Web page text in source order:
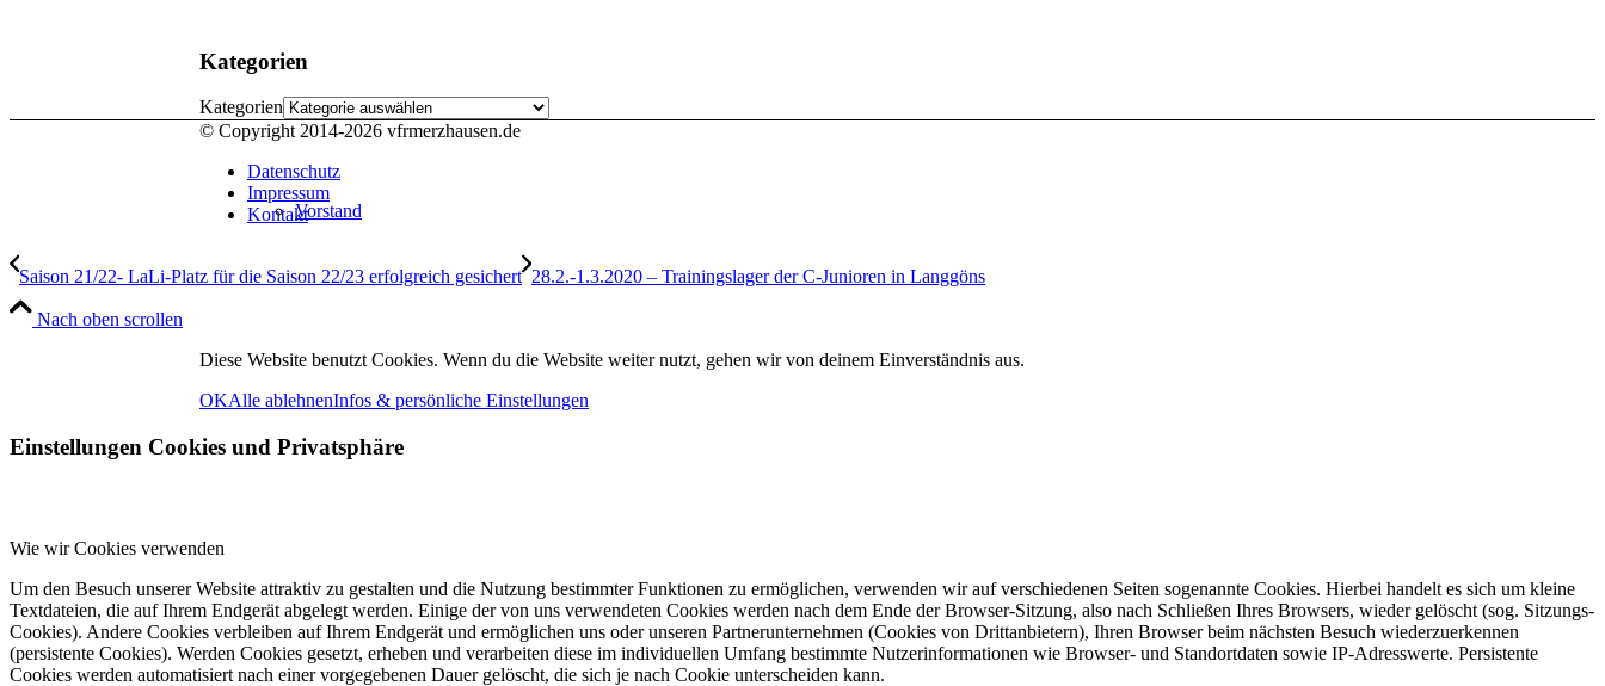
Vorstand
Kinder- und Jugendschutzkonzept
Mitglied werden
Kategorien
Kategorien
© Copyright 2014-2026 vfrmerzhausen.de
Datenschutz
Impressum
Kontakt
Saison 21/22- LaLi-Platz für die Saison 22/23 erfolgreich gesichert 28.2.-1.3.2020 – Trainingslager der C-Junioren in Langgöns
Nach oben scrollen
Diese Website benutzt Cookies. Wenn du die Website weiter nutzt, gehen wir von deinem Einverständnis aus.
OKAlle ablehnenInfos & persönliche Einstellungen
Einstellungen Cookies und Privatsphäre
Wie wir Cookies verwenden
Um den Besuch unserer Website attraktiv zu gestalten und die Nutzung bestimmter Funktionen zu ermöglichen, verwenden wir auf verschiedenen Seiten sogenannte Cookies. Hierbei handelt es sich um kleine
Textdateien, die auf Ihrem Endgerät abgelegt werden. Einige der von uns verwendeten Cookies werden nach dem Ende der Browser-Sitzung, also nach Schließen Ihres Browsers, wieder gelöscht (sog. Sitzungs-
Cookies). Andere Cookies verbleiben auf Ihrem Endgerät und ermöglichen uns oder unseren Partnerunternehmen (Cookies von Drittanbietern), Ihren Browser beim nächsten Besuch wiederzuerkennen
(persistente Cookies). Werden Cookies gesetzt, erheben und verarbeiten diese im individuellen Umfang bestimmte Nutzerinformationen wie Browser- und Standortdaten sowie IP-Adresswerte. Persistente
Cookies werden automatisiert nach einer vorgegebenen Dauer gelöscht, die sich je nach Cookie unterscheiden kann.